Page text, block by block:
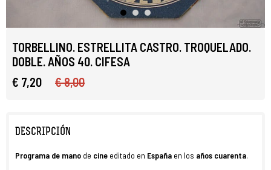
TORBELLINO. ESTRELLITA CASTRO. TROQUELADO.
DOBLE. AÑOS 40. CIFESA
€ 7,20
€ 8,00
DESCRIPCIÓN
Programa de mano de cine editado en España en los años cuarenta.